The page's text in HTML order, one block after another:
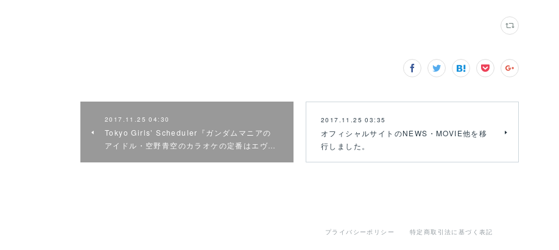
2017.11.25 04:30
Tokyo Girlsʼ Scheduler『ガンダムマニアの
アイドル・空野青空のカラオケの定番はエヴ…
2017.11.25 03:35
オフィシャルサイトのNEWS・MOVIE他を移
行しました。
プライバシーポリシー 特定商取引法に基づく表記